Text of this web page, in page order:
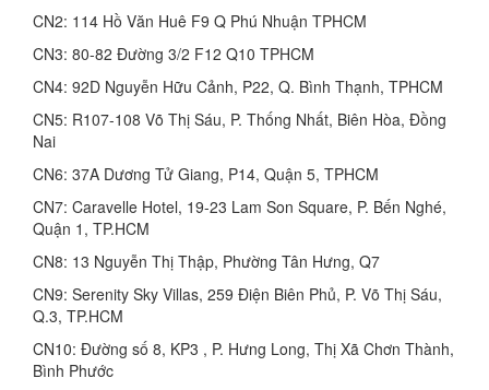
CN2: 114 Hồ Văn Huê F9 Q Phú Nhuận TPHCM
CN3: 80-82 Đường 3/2 F12 Q10 TPHCM
CN4: 92D Nguyễn Hữu Cảnh, P22, Q. Bình Thạnh, TPHCM
CN5: R107-108 Võ Thị Sáu, P. Thống Nhất, Biên Hòa, Đồng
Nai
CN6: 37A Dương Tử Giang, P14, Quận 5, TPHCM
CN7: Caravelle Hotel, 19-23 Lam Son Square, P. Bến Nghé,
Quận 1, TP.HCM
CN8: 13 Nguyễn Thị Thập, Phường Tân Hưng, Q7
CN9: Serenity Sky Villas, 259 Điện Biên Phủ, P. Võ Thị Sáu,
Q.3, TP.HCM
CN10: Đường số 8, KP3 , P. Hưng Long, Thị Xã Chơn Thành,
Bình Phước